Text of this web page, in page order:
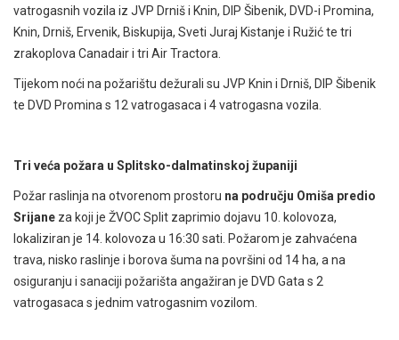
vatrogasnih vozila iz JVP Drniš i Knin, DIP Šibenik, DVD-i Promina,
Knin, Drniš, Ervenik, Biskupija, Sveti Juraj Kistanje i Ružić te tri
zrakoplova Canadair i tri Air Tractora.
Tijekom noći na požarištu dežurali su JVP Knin i Drniš, DIP Šibenik
te DVD Promina s 12 vatrogasaca i 4 vatrogasna vozila.
Tri veća požara u Splitsko-dalmatinskoj županiji
Požar raslinja na otvorenom prostoru na području Omiša predio
Srijane za koji je ŽVOC Split zaprimio dojavu 10. kolovoza,
lokaliziran je 14. kolovoza u 16:30 sati. Požarom je zahvaćena
trava, nisko raslinje i borova šuma na površini od 14 ha, a na
osiguranju i sanaciji požarišta angažiran je DVD Gata s 2
vatrogasaca s jednim vatrogasnim vozilom.